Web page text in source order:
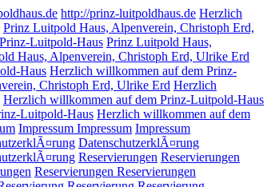
http://prinz-luitpoldhaus.de Herzlich
Prinz Luitpold Haus, Alpenverein, Christoph Erd,
Luitpold-Haus Prinz Luitpold Haus,
Haus, Alpenverein, Christoph Erd, Ulrike Erd
Haus Herzlich willkommen auf dem Prinz-
Christoph Erd, Ulrike Erd Herzlich
Herzlich willkommen auf dem Prinz-Luitpold-Haus
Luitpold-Haus Herzlich willkommen auf dem
Impressum Impressum Impressum
DatenschutzerklÃ¤rung
Reservierungen Reservierungen
Reservierungen Reservierungen